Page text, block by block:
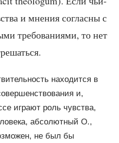
и мнения согласны с
требованиями, то нет
находится в
и,
играют роль чувства,
абсолютный О.,
не был бы